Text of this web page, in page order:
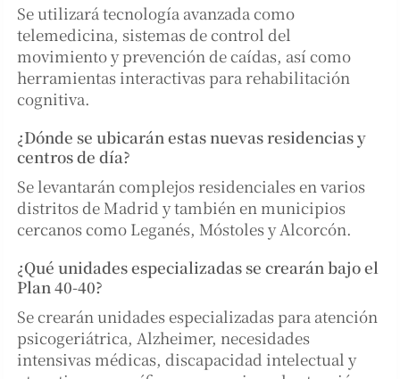
Se utilizará tecnología avanzada como
telemedicina, sistemas de control del
movimiento y prevención de caídas, así como
herramientas interactivas para rehabilitación
cognitiva.
¿Dónde se ubicarán estas nuevas residencias y
centros de día?
Se levantarán complejos residenciales en varios
distritos de Madrid y también en municipios
cercanos como Leganés, Móstoles y Alcorcón.
¿Qué unidades especializadas se crearán bajo el
Plan 40-40?
Se crearán unidades especializadas para atención
psicogeriátrica, Alzheimer, necesidades
intensivas médicas, discapacidad intelectual y